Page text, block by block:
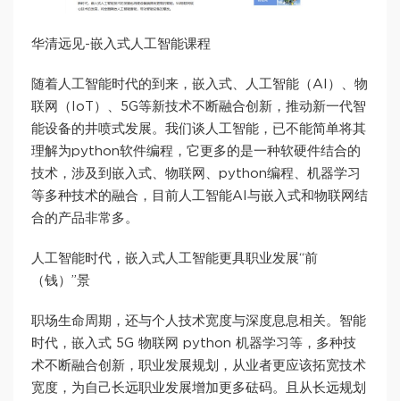
华清远见-嵌入式人工智能课程
随着人工智能时代的到来，嵌入式、人工智能（AI）、物
联网（IoT）、5G等新技术不断融合创新，推动新一代智
能设备的井喷式发展。我们谈人工智能，已不能简单将其
理解为python软件编程，它更多的是一种软硬件结合的
技术，涉及到嵌入式、物联网、python编程、机器学习
等多种技术的融合，目前人工智能AI与嵌入式和物联网结
合的产品非常多。
人工智能时代，嵌入式人工智能更具职业发展“前
（钱）”景
职场生命周期，还与个人技术宽度与深度息息相关。智能
时代，嵌入式 5G 物联网 python 机器学习等，多种技
术不断融合创新，职业发展规划，从业者更应该拓宽技术
宽度，为自己长远职业发展增加更多砝码。且从长远规划